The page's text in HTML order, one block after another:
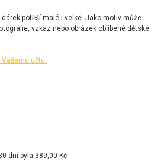
potěší malé i velké. Jako motiv může
vzkaz nebo obrázek oblíbené dětské
účtu.
dní byla 389,00 Kč